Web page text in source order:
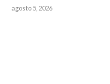
agosto 5, 2026